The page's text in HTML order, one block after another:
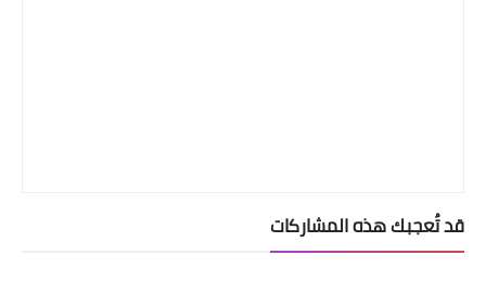
قد تُعجبك هذه المشاركات